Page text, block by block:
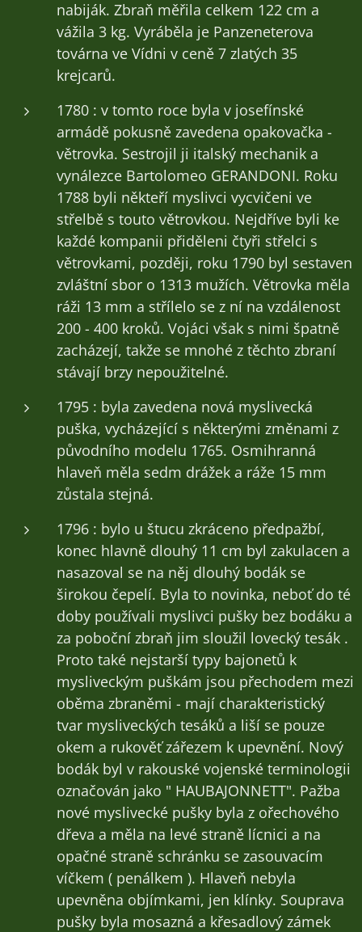
nabiják. Zbraň měřila celkem 122 cm a
vážila 3 kg. Vyráběla je Panzeneterova
továrna ve Vídni v ceně 7 zlatých 35
krejcarů.
1780 : v tomto roce byla v josefínské
armádě pokusně zavedena opakovačka -
větrovka. Sestrojil ji italský mechanik a
vynálezce Bartolomeo GERANDONI. Roku
1788 byli někteří myslivci vycvičeni ve
střelbě s touto větrovkou. Nejdříve byli ke
každé kompanii přiděleni čtyři střelci s
větrovkami, později, roku 1790 byl sestaven
zvláštní sbor o 1313 mužích. Větrovka měla
ráži 13 mm a střílelo se z ní na vzdálenost
200 - 400 kroků. Vojáci však s nimi špatně
zacházejí, takže se mnohé z těchto zbraní
stávají brzy nepoužitelné.
1795 : byla zavedena nová myslivecká
puška, vycházející s některými změnami z
původního modelu 1765. Osmihranná
hlaveň měla sedm drážek a ráže 15 mm
zůstala stejná.
1796 : bylo u štucu zkráceno předpažbí,
konec hlavně dlouhý 11 cm byl zakulacen a
nasazoval se na něj dlouhý bodák se
širokou čepelí. Byla to novinka, neboť do té
doby používali myslivci pušky bez bodáku a
za poboční zbraň jim sloužil lovecký tesák .
Proto také nejstarší typy bajonetů k
mysliveckým puškám jsou přechodem mezi
oběma zbraněmi - mají charakteristický
tvar mysliveckých tesáků a liší se pouze
okem a rukověť zářezem k upevnění. Nový
bodák byl v rakouské vojenské terminologii
označován jako " HAUBAJONNETT". Pažba
nové myslivecké pušky byla z ořechového
dřeva a měla na levé straně lícnici a na
opačné straně schránku se zasouvacím
víčkem ( penálkem ). Hlaveň nebyla
upevněna objímkami, jen klínky. Souprava
pušky byla mosazná a křesadlový zámek